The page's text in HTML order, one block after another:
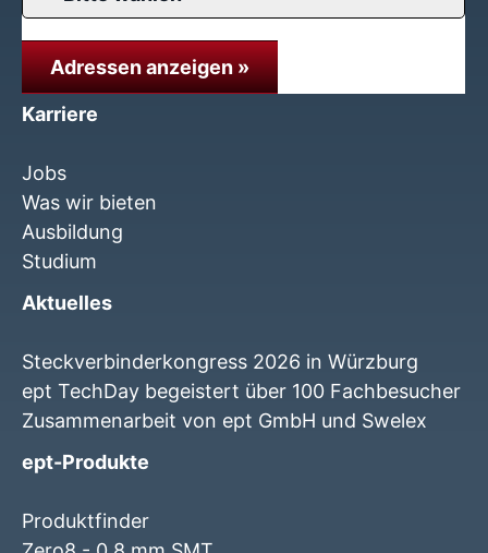
Adressen anzeigen »
Karriere
Jobs
Was wir bieten
Ausbildung
Studium
Aktuelles
Steckverbinderkongress 2026 in Würzburg
ept TechDay begeistert über 100 Fachbesucher
Zusammenarbeit von ept GmbH und Swelex
ept-Produkte
Produktfinder